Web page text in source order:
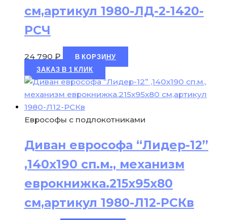
см,артикул 1980-ЛД-2-1420-
РСЧ
24 790 ₽
В КОРЗИНУ
ЗАКАЗ В 1 КЛИК
Еврософы с подлокотниками
Диван еврософа “Лидер-12”
,140х190 сп.м., механизм
еврокнижка.215х95х80
см,артикул 1980-Л12-РСКв